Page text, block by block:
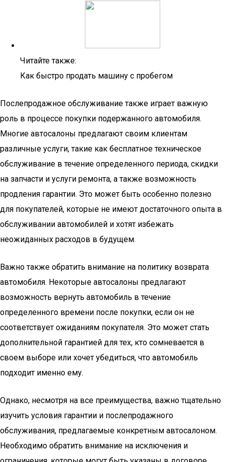
Читайте также:
Как быстро продать машину с пробегом
Послепродажное обслуживание также играет важную
роль в процессе покупки подержанного автомобиля.
Многие автосалоны предлагают своим клиентам
различные услуги, такие как бесплатное техническое
обслуживание в течение определенного периода, скидки
на запчасти и услуги ремонта, а также возможность
продления гарантии. Это может быть особенно полезно
для покупателей, которые не имеют достаточного опыта в
обслуживании автомобилей и хотят избежать
неожиданных расходов в будущем.
Важно также обратить внимание на политику возврата
автомобиля. Некоторые автосалоны предлагают
возможность вернуть автомобиль в течение
определенного времени после покупки, если он не
соответствует ожиданиям покупателя. Это может стать
дополнительной гарантией для тех, кто сомневается в
своем выборе или хочет убедиться, что автомобиль
подходит именно ему.
Однако, несмотря на все преимущества, важно тщательно
изучить условия гарантии и послепродажного
обслуживания, предлагаемые конкретным автосалоном.
Необходимо обратить внимание на исключения и